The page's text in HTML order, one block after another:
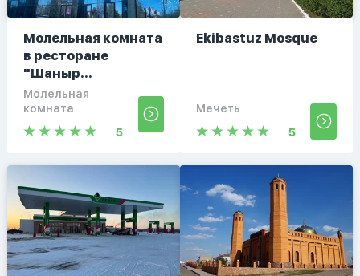
Молельная комната
в ресторане
"Шаныр...
Молельная
комната
5
Ekibastuz Mosque
Мечеть
5